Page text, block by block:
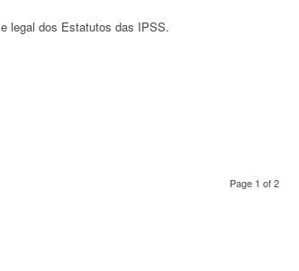
legal dos Estatutos das IPSS.
Page 1 of 2